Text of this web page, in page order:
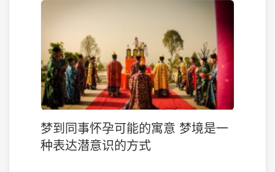
梦到同事怀孕可能的寓意 梦境是一
种表达潜意识的方式